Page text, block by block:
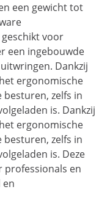
een gewicht tot
voor
een ingebouwde
Dankzij
ergonomische
zelfs in
is. Dankzij
ergonomische
zelfs in
is. Deze
professionals en